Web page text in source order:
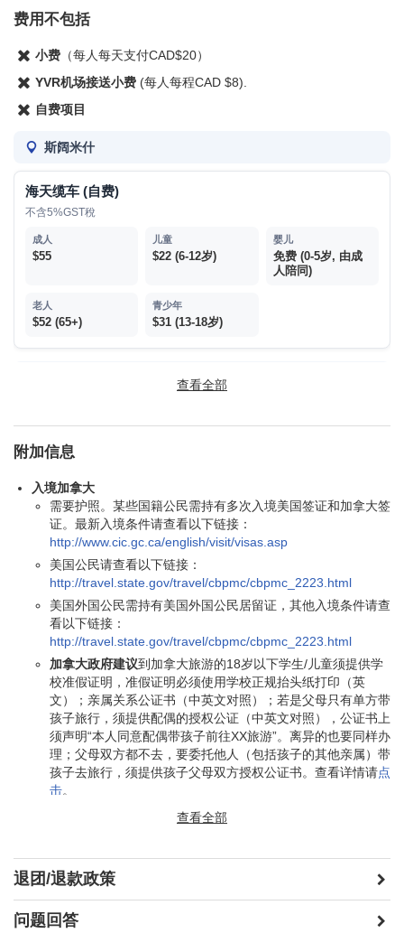
17801 Pacific Highway, Seattle, WA 98158
(SEA) - Seatlle, WA)
备注: 请到14号行李带处集合
西雅图
400 Broad St, Seattle, WA 98109
(太空针塔下 - Seattle,
WA)
1:00pm
西雅图离团的客人(需附加费)，早上7点集合，中午
费用不包括
小费 （每人每天支付CAD$20）
YVR机场接送小费 (每人每程CAD $8).
自费项目
斯阔米什
海天缆车 (自费)
不含5%GST稅
$55 $22 (6-12岁)
免费 (0-5岁, 由成
人陪同)
$52 (65+) $31 (13-18岁)
$56 (65+) $34 (13-17岁)
飞跃加拿大 (自费)
$24
于102cm)
$24 (65+)
$16 (13-15岁, 1.02
米以上)
惠斯勒
不含5%GST稅，缆车维修/暂停时段以海天缆车替代
$97 (65+)
查看全部
附加信息
入境加拿大
需要护照。某些国籍公民需持有多次入境美国签证和加拿大签
证。最新入境条件请查看以下链接：
http://www.cic.gc.ca/english/visit/visas.asp
美国公民请查看以下链接：
http://travel.state.gov/travel/cbpmc/cbpmc_2223.html
美国外国公民需持有美国外国公民居留证，其他入境条件请查
看以下链接：
http://travel.state.gov/travel/cbpmc/cbpmc_2223.html
加拿大政府建议到加拿大旅游的18岁以下学生/儿童须提供学
校准假证明，准假证明必须使用学校正规抬头纸打印（英
文）；亲属关系公证书（中英文对照）；若是父母只有单方带
孩子旅行，须提供配偶的授权公证（中英文对照），公证书上
须声明“本人同意配偶带孩子前往XX旅游”。离异的也要同样办
理；父母双方都不去，要委托他人（包括孩子的其他亲属）带
孩子去旅行，须提供孩子父母双方授权公证书。查看详情请点
击。
专业的双语或多语导游将全程陪伴（中文/英文）；根据旅
改权利，不额外进行补偿。
查看全部
退团/退款政策
问题回答